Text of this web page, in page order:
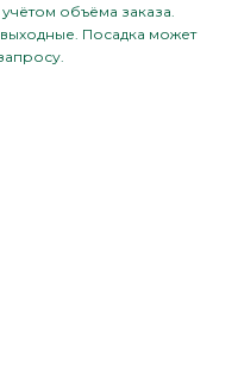
объёма заказа.
Посадка может